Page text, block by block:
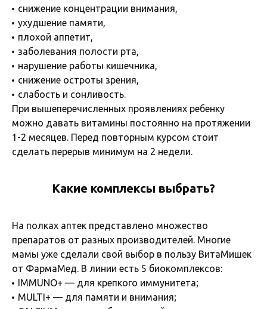
снижение концентрации внимания,
ухудшение памяти,
плохой аппетит,
заболевания полости рта,
нарушение работы кишечника,
снижение остроты зрения,
слабость и сонливость.
При вышеперечисленных проявлениях ребенку
можно давать витамины постоянно на протяжении
1-2 месяцев. Перед повторным курсом стоит
сделать перерыв минимум на 2 недели.
Какие комплексы выбрать?
На полках аптек представлено множество
препаратов от разных производителей. Многие
мамы уже сделали свой выбор в пользу ВитаМишек
от ФармаМед. В линии есть 5 биокомплексов:
IMMUNO+ — для крепкого иммунитета;
MULTI+ — для памяти и внимания;